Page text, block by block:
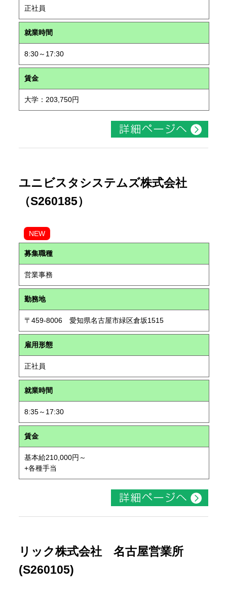
正社員
就業時間
8:30～17:30
賃金
大学：203,750円
ユニビスタシステムズ株式会社
（S260185）
NEW
募集職種
営業事務
勤務地
〒459-8006 愛知県名古屋市緑区倉坂1515
雇用形態
正社員
就業時間
8:35～17:30
賃金
基本給210,000円～
+各種手当
リック株式会社 名古屋営業所
(S260105)